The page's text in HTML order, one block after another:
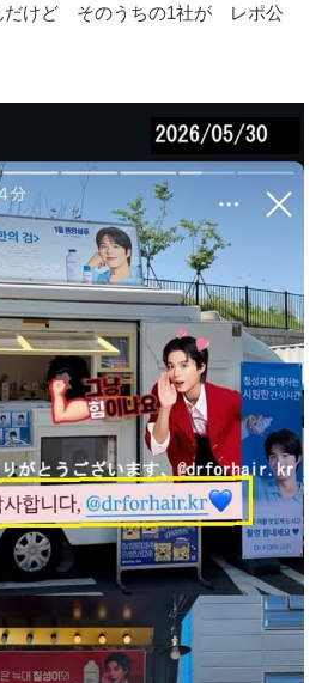
だけど そのうちの1社が レポ公